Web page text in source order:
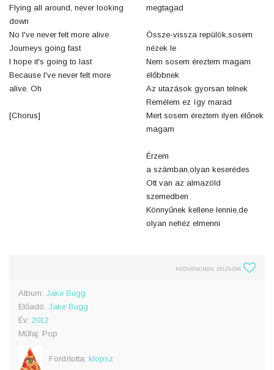
Flying all around, never looking
down
No I've never felt more alive
Journeys going fast
I hope it's going to last
Because I've never felt more
alive. Oh
[Chorus]
megtagad
Össze-vissza repülök,sosem
nézek le
Nem sosem éreztem magam
élőbbnek
Az utazások gyorsan telnek
Remélem ez így marad
Mert sosem éreztem ilyen élőnek
magam
Érzem
a számban,olyan keserédes
Ott van az almazöld
szemedben
Könnyűnek kellene lennie,de
olyan nehéz elmenni
KEDVENCNEK JELÖLÖM
Album: Jake Bugg
Előadó: Jake Bugg
Év: 2012
Műfaj: Pop
Fordította: klopsz